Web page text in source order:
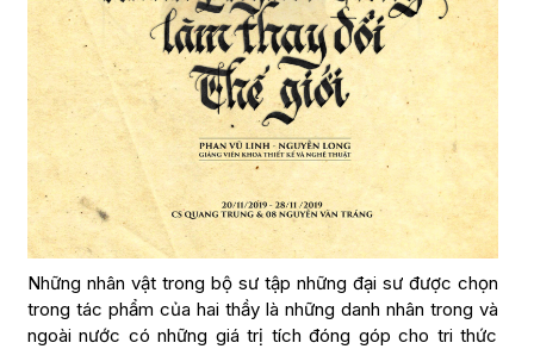
Những nhân vật trong bộ sư tập những đại sư được chọn
trong tác phẩm của hai thầy là những danh nhân trong và
ngoài nước có những giá trị tích đóng góp cho tri thức